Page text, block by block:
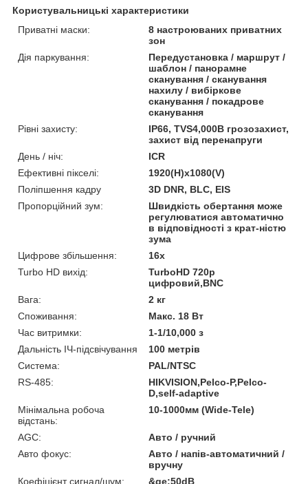
Користувальницькі характеристики
Приватні маски:
8 настроюваних приватних
зон
Дія паркування:
Передустановка / маршрут /
шаблон / панорамне
сканування / сканування
нахилу / вибіркове
сканування / покадрове
сканування
Рівні захисту:
IP66, TVS4,000В грозозахист,
захист від перенапруги
День / ніч:
ICR
Ефективні пікселі:
1920(H)x1080(V)
Поліпшення кадру
3D DNR, BLC, EIS
Пропорційний зум:
Швидкість обертання може
регулюватися автоматично
в відповідності з крат-ністю
зума
Цифрове збільшення:
16x
Turbo HD вихід:
TurboHD 720p
цифровий,BNC
Вага:
2 кг
Споживання:
Макс. 18 Вт
Час витримки:
1-1/10,000 з
Дальність ІЧ-підсвічування
100 метрів
Система:
PAL/NTSC
RS-485:
HIKVISION,Pelco-P,Pelco-
D,self-adaptive
Мінімальна робоча
відстань:
10-1000мм (Wide-Tele)
AGC:
Авто / ручний
Авто фокус:
Авто / напів-автоматичний /
вручну
Коефіцієнт сигнал/шум:
&ge;50dB